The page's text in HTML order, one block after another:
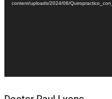
content/uploads/2024/06/